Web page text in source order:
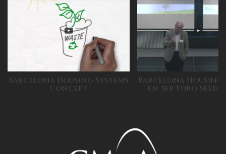
Barcelona Housing Systems
Concept
Barcelona Housing
en 3er Foro